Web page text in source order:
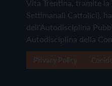
Vita Trentina, tramite la
Settimanali Cattolici),
dell'Autodisciplina
Autodisciplina della